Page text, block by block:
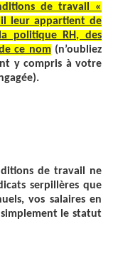
de travail «
il leur appartient de
politique RH, des
ce nom(n’oubliez
y compris à votre
de travail ne
serpillères que
vos salaires en
le statut